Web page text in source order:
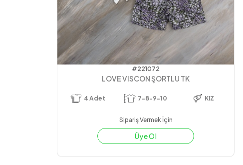
#221072
LOVE VISCON ŞORTLU TK
4 Adet 7-8-9-10 KIZ
Sipariş Vermek İçin
Üye Ol